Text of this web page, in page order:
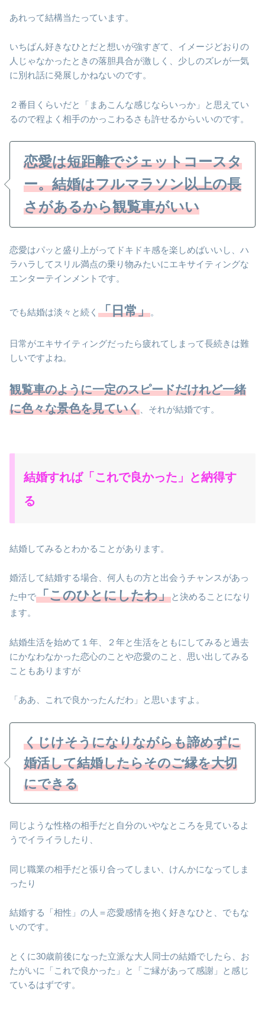
あれって結構当たっています。
いちばん好きなひとだと想いが強すぎて、イメージどおりの
人じゃなかったときの落胆具合が激しく、少しのズレが一気
に別れ話に発展しかねないのです。
２番目くらいだと「まあこんな感じならいっか」と思えてい
るので程よく相手のかっこわるさも許せるからいいのです。
恋愛は短距離でジェットコースタ
ー。結婚はフルマラソン以上の長
さがあるから観覧車がいい
恋愛はパッと盛り上がってドキドキ感を楽しめばいいし、ハ
ラハラしてスリル満点の乗り物みたいにエキサイティングな
エンターテインメントです。
でも結婚は淡々と続く 「日常」。
日常がエキサイティングだったら疲れてしまって長続きは難
しいですよね。
観覧車のように一定のスピードだけれど一緒
に色々な景色を見ていく 、それが結婚です。
結婚すれば「これで良かった」と納得す
る
結婚してみるとわかることがあります。
婚活して結婚する場合、何人もの方と出会うチャンスがあっ
た中で「このひとにしたわ」と決めることになり
ます。
結婚生活を始めて１年、２年と生活をともにしてみると過去
にかなわなかった恋心のことや恋愛のこと、思い出してみる
こともありますが
「ああ、これで良かったんだわ」と思いますよ。
くじけそうになりながらも諦めずに
婚活して結婚したらそのご縁を大切
にできる
同じような性格の相手だと自分のいやなところを見ているよ
うでイライラしたり、
同じ職業の相手だと張り合ってしまい、けんかになってしま
ったり
結婚する「相性」の人＝恋愛感情を抱く好きなひと、でもな
いのです。
とくに30歳前後になった立派な大人同士の結婚でしたら、お
たがいに「これで良かった」と「ご縁があって感謝」と感じ
ているはずです。